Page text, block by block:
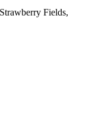
Fields,